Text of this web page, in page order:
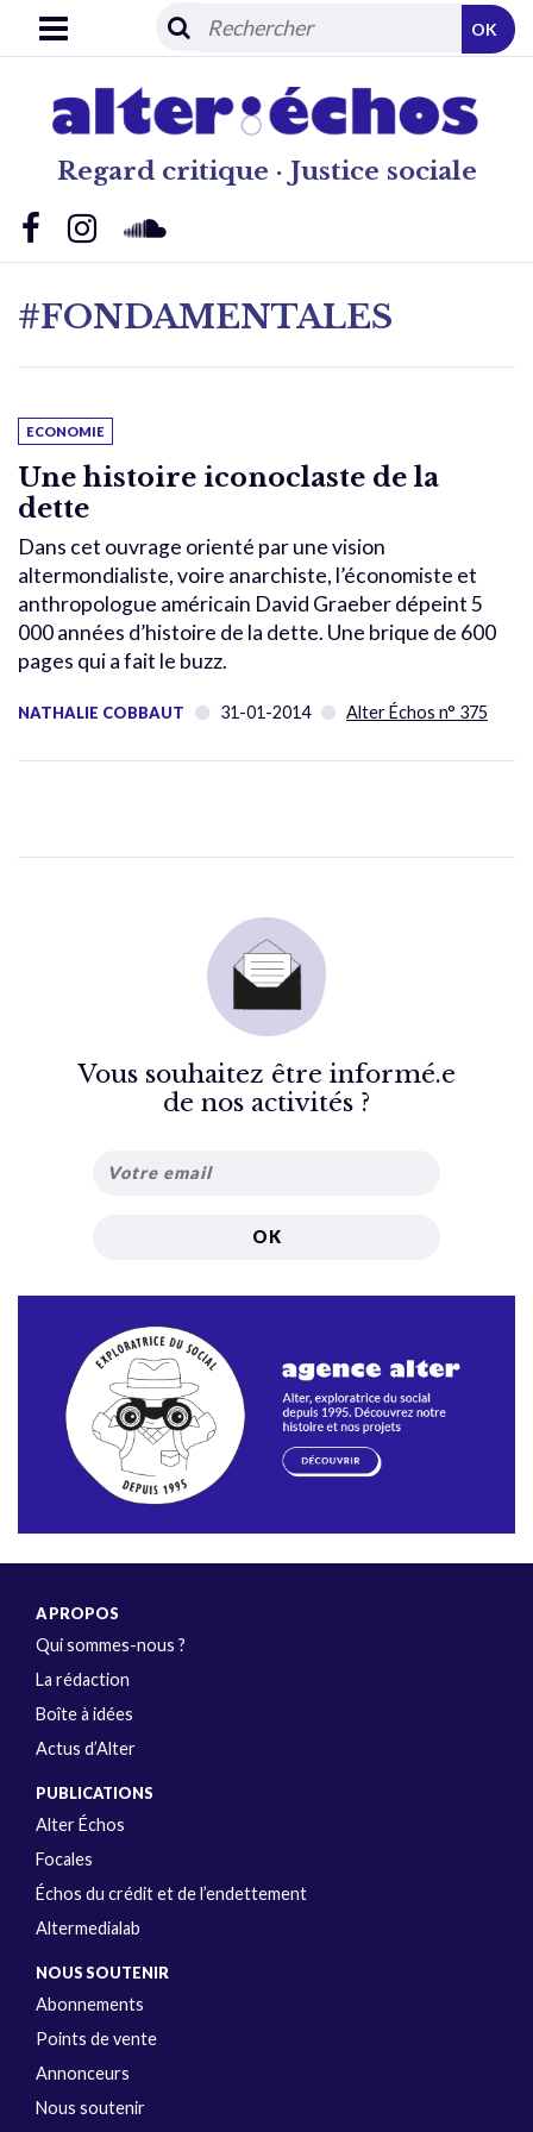
Regard critique · Justice sociale
OK
#FONDAMENTALES
ECONOMIE
Une histoire iconoclaste de la
dette
Dans cet ouvrage orienté par une vision
altermondialiste, voire anarchiste, l’économiste et
anthropologue américain David Graeber dépeint 5
000 années d’histoire de la dette. Une brique de 600
pages qui a fait le buzz.
NATHALIE COBBAUT 31-01-2014 Alter Échos n° 375
Vous souhaitez être informé.e
de nos activités ?
A PROPOS
Qui sommes-nous ?
La rédaction
Boîte à idées
Actus d’Alter
PUBLICATIONS
Alter Échos
Focales
Échos du crédit et de l’endettement
Altermedialab
NOUS SOUTENIR
Abonnements
Points de vente
Annonceurs
Nous soutenir